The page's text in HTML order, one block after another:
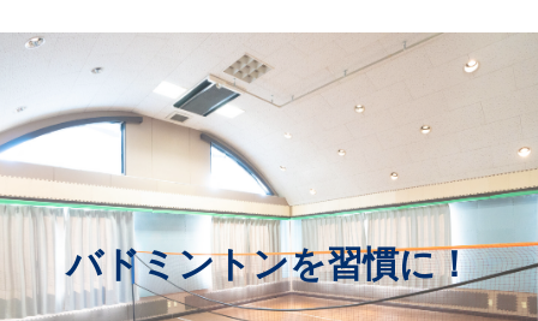
バドミントンを習慣に！